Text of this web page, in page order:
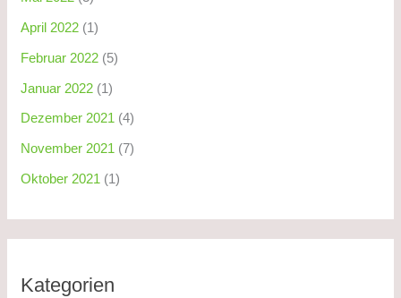
April 2022 (1)
Februar 2022 (5)
Januar 2022 (1)
Dezember 2021 (4)
November 2021 (7)
Oktober 2021 (1)
Kategorien